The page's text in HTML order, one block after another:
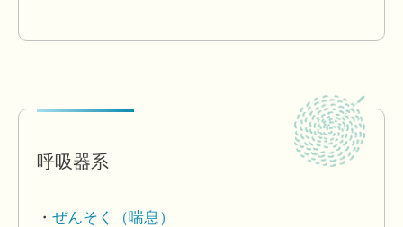
呼吸器系
ぜんそく（喘息）